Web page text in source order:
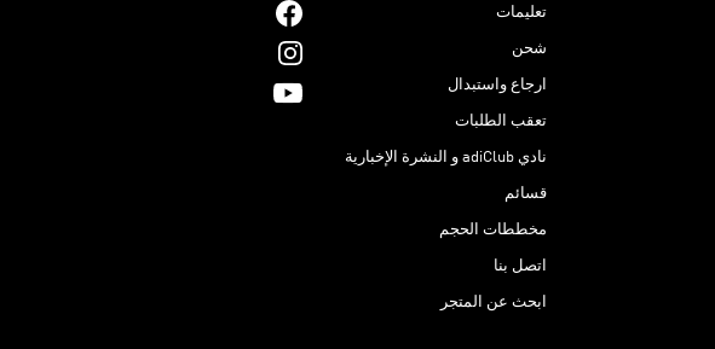
تعليمات
شحن
ارجاع واستبدال
تعقب الطلبات
نادي adiClub و النشرة الإخبارية
قسائم
مخططات الحجم
اتصل بنا
ابحث عن المتجر